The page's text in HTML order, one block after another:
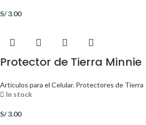
S/3.00
Protector de Tierra Minnie
Artículos para el Celular, Protectores de Tierra
In stock
S/3.00